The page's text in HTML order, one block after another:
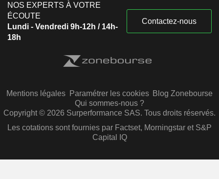
NOS EXPERTS À VOTRE
ÉCOUTE
Lundi - Vendredi 9h-12h / 14h-
18h
Contactez-nous
Mentions légales Paramétrer les cookies Blog Zonebourse
Qui sommes-nous ?
Copyright © 2026 Surperformance SAS. Tous droits réservés.
Les cotations sont fournies par Factset, Morningstar et S&P
Capital IQ